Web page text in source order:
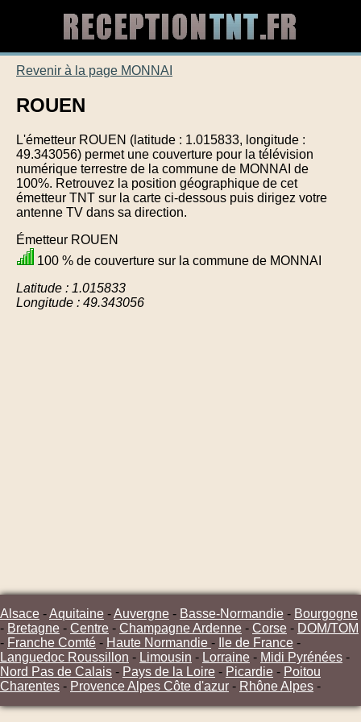
Revenir à la page MONNAI
ROUEN
L'émetteur ROUEN (latitude : 1.015833, longitude :
49.343056) permet une couverture pour la télévision
numérique terrestre de la commune de MONNAI de
100%. Retrouvez la position géographique de cet
émetteur TNT sur la carte ci-dessous puis dirigez votre
antenne TV dans sa direction.
Émetteur ROUEN
100 % de couverture sur la commune de MONNAI
Latitude : 1.015833
Longitude : 49.343056
Alsace -Aquitaine -Auvergne - Basse-Normandie - Bourgogne
- Bretagne - Centre - Champagne Ardenne - Corse - DOM/TOM
- Franche Comté - Haute Normandie - Ile de France -
Languedoc Roussillon - Limousin - Lorraine - Midi Pyrénées -
Nord Pas de Calais - Pays de la Loire - Picardie - Poitou
Charentes - Provence Alpes Côte d'azur - Rhône Alpes -